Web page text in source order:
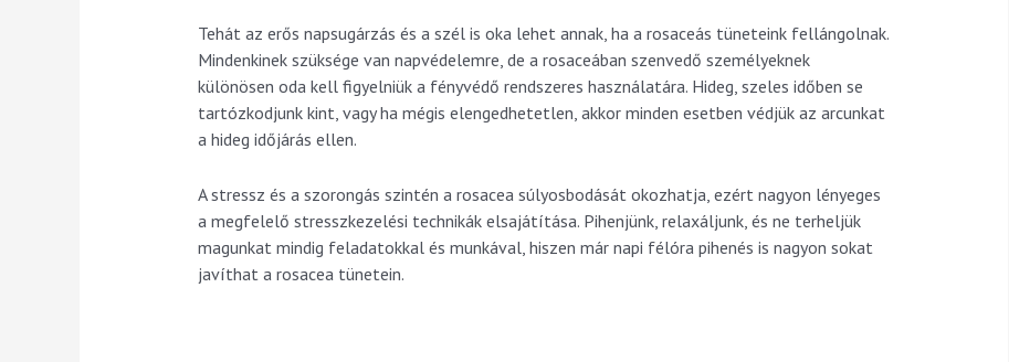
Tehát az erős napsugárzás és a szél is oka lehet annak, ha a rosaceás tüneteink fellángolnak.
Mindenkinek szüksége van napvédelemre, de a rosaceában szenvedő személyeknek
különösen oda kell figyelniük a fényvédő rendszeres használatára. Hideg, szeles időben se
tartózkodjunk kint, vagy ha mégis elengedhetetlen, akkor minden esetben védjük az arcunkat
a hideg időjárás ellen.
A stressz és a szorongás szintén a rosacea súlyosbodását okozhatja, ezért nagyon lényeges
a megfelelő stresszkezelési technikák elsajátítása. Pihenjünk, relaxáljunk, és ne terheljük
magunkat mindig feladatokkal és munkával, hiszen már napi félóra pihenés is nagyon sokat
javíthat a rosacea tünetein.